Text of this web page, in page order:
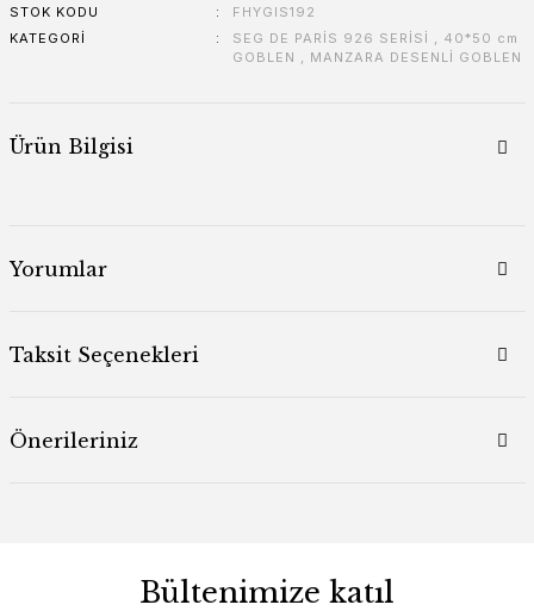
STOK KODU
FHYGIS192
KATEGORI
SEG DE PARİS 926 SERİSİ , 40*50 cm
GOBLEN , MANZARA DESENLİ GOBLEN
Ürün Bilgisi
Yorumlar
Taksit Seçenekleri
Önerileriniz
Bültenimize katıl